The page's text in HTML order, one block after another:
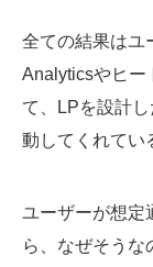
全ての結果はユ
Analyticsやヒー
て、LPを設計
動してくれてい
ユーザーが想定
ら、なぜそうな